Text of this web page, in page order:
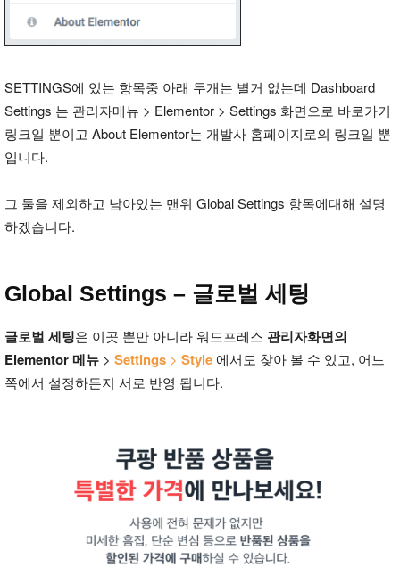
SETTINGS에 있는 항목중 아래 두개는 별거 없는데 Dashboard
Settings 는 관리자메뉴 > Elementor > Settings 화면으로 바로가기
링크일 뿐이고 About Elementor는 개발사 홈페이지로의 링크일 뿐
입니다.
그 둘을 제외하고 남아있는 맨위 Global Settings 항목에대해 설명
하겠습니다.
Global Settings – 글로벌 세팅
글로벌 세팅은 이곳 뿐만 아니라 워드프레스 관리자화면의
Elementor 메뉴 > Settings > Style에서도 찾아 볼 수 있고, 어느
쪽에서 설정하든지 서로 반영 됩니다.